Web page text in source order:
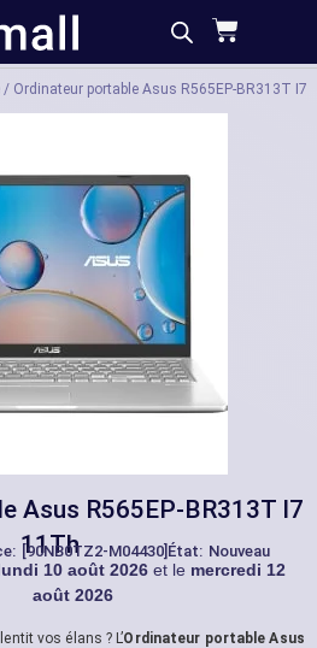
Caractéristiques
/ Ordinateur portable Asus R565EP-BR313T I7
Asus R565EP-BR313T I7
11Th
[90NB0TZ2-M04430] État: Nouveau
10 août 2026et le mercredi 12
août 2026
vos élans ? L’Ordinateur portable Asus